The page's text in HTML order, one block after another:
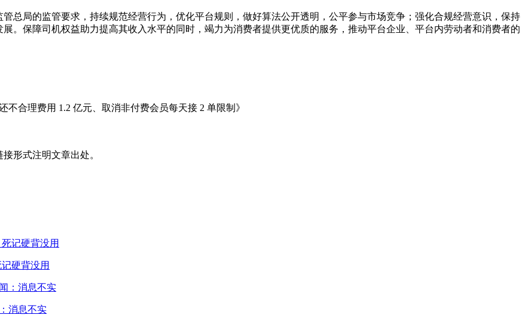
总局的监管要求，持续规范经营行为，优化平台规则，做好算法公开透明，公平参与市场竞争；强化合规经营意识，保持
。保障司机权益助力提高其收入水平的同时，竭力为消费者提供更优质的服务，推动平台企业、平台内劳动者和消费者的
合理费用 1.2 亿元、取消非付费会员每天接 2 单限制》
形式注明文章出处。
硬背没用
消息不实